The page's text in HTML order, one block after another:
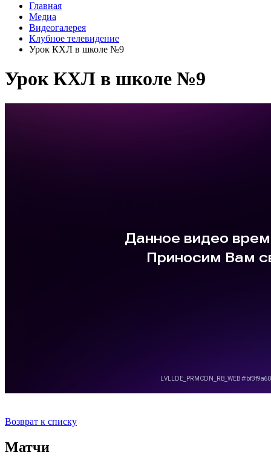
Главная
Медиа
Видеогалерея
Клубное телевидение
Урок КХЛ в школе №9
Урок КХЛ в школе №9
Возврат к списку
Матчи